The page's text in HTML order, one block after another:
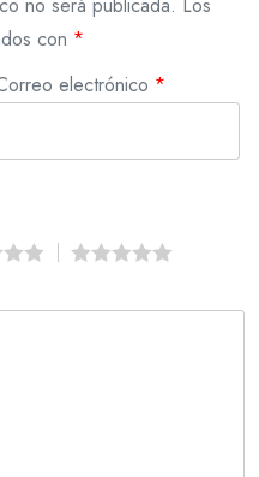
con *
electrónico *